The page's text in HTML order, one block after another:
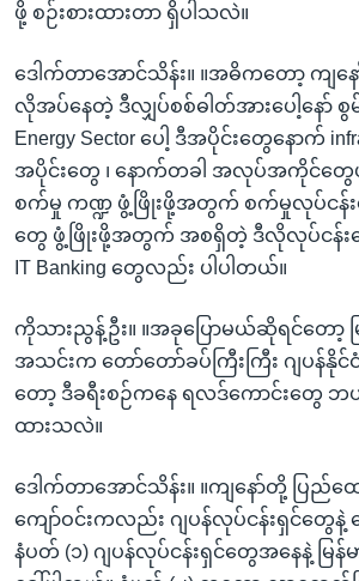
ဖို့ စဉ်းစားထားတာ ရှိပါသလဲ။
ဒေါက်တာအောင်သိန်း။ ။အဓိကတော့ ကျန
လိုအပ်နေတဲ့ ဒီလျှပ်စစ်ဓါတ်အားပေါ့နော် စွ
Energy Sector ပေါ့ ဒီအပိုင်းတွေနောက်
အပိုင်းတွေ ၊ နောက်တခါ အလုပ်အကိုင်တွေ
စက်မှု ကဏ္ဍ ဖွံ့ဖြိုးဖို့အတွက် စက်မှုလုပ်ငန်
တွေ ဖွံ့ဖြိုးဖို့အတွက် အစရှိတဲ့ ဒီလိုလုပ်ငန်း
IT Banking တွေလည်း ပါပါတယ်။
ကိုသားညွန့်ဦး။ ။အခုပြောမယ်ဆိုရင်တော့ မြ
အသင်းက တော်တော်ခပ်ကြီးကြီး ဂျပန်
တော့ ဒီခရီးစဉ်ကနေ ရလဒ်ကောင်းတွေ
ထားသလဲ။
ဒေါက်တာအောင်သိန်း။ ။ကျနော်တို့ ပြည်ထေ
ကျော်ဝင်းကလည်း ဂျပန်လုပ်ငန်းရှင်တွေ
နံပတ် (၁) ဂျပန်လုပ်ငန်းရှင်တွေအနေနဲ့ မြ